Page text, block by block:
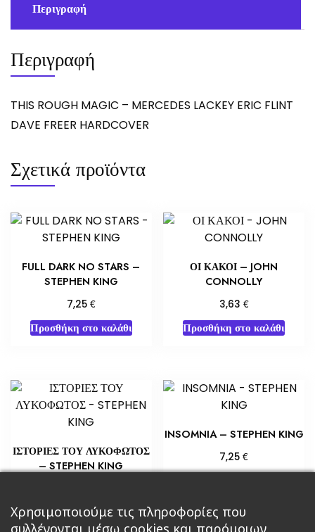
FREER
ποσότητα
Περιγραφή
Περιγραφή
THIS ROUGH MAGIC – MERCEDES LACKEY ERIC FLINT
DAVE FREER HARDCOVER
Σχετικά προϊόντα
FULL DARK NO STARS –
STEPHEN KING
7,25 €
Προσθήκη στο καλάθι
ΟΙ ΚΑΚΟΙ – JOHN
CONNOLLY
3,63 €
Προσθήκη στο καλάθι
ΙΣΤΟΡΙΕΣ ΤΟΥ ΛΥΚΟΦΩΤΟΣ
– STEPHEN KING
Διαβάστε περισσότερα
INSOMNIA – STEPHEN KING
7,25€
Χρησιμοποιούμε τις πληροφορίες που
συλλέγονται μέσω cookies και παρόμοιων